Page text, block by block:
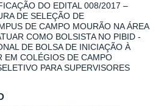
DO EDITAL 008/2017 –
DE SELEÇÃO DE
DE CAMPO MOURÃO NA ÁREA
COMO BOLSISTA NO PIBID -
DE BOLSA DE INICIAÇÃO À
EM COLÉGIOS DE CAMPO
PARA SUPERVISORES